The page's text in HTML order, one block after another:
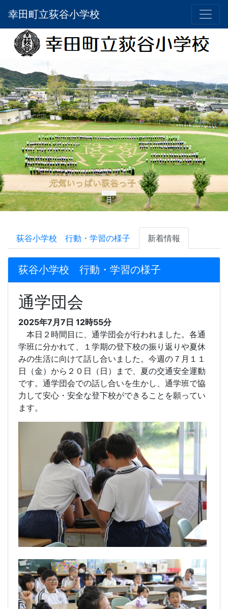
幸田町立荻谷小学校
荻谷小学校 行動・学習の様子 新着情報
荻谷小学校 行動・学習の様子
通学団会
2025年7月7日 12時55分
本日２時間目に、通学団会が行われました。各通
学班に分かれて、１学期の登下校の振り返りや夏休
みの生活に向けて話し合いました。 今週の７月１１
日（金）から２０日（日）まで、夏の交通安全運動
です。通学団会での話し合いを生かし、通学班で協
力して安心・安全な登下校ができることを願ってい
ます。